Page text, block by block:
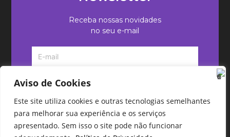
Aviso de Cookies
Este site utiliza cookies e outras tecnologias semelhantes
para melhorar sua experiência e os serviços
apresentado. Sem isso o site pode não funcionar
Receba nossas novidades
no seu e-mail